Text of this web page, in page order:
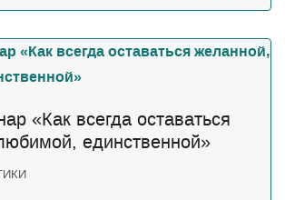
«Как всегда оставаться
единственной»